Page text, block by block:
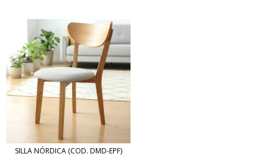
SILLA NÓRDICA (COD. DMD-EPF)